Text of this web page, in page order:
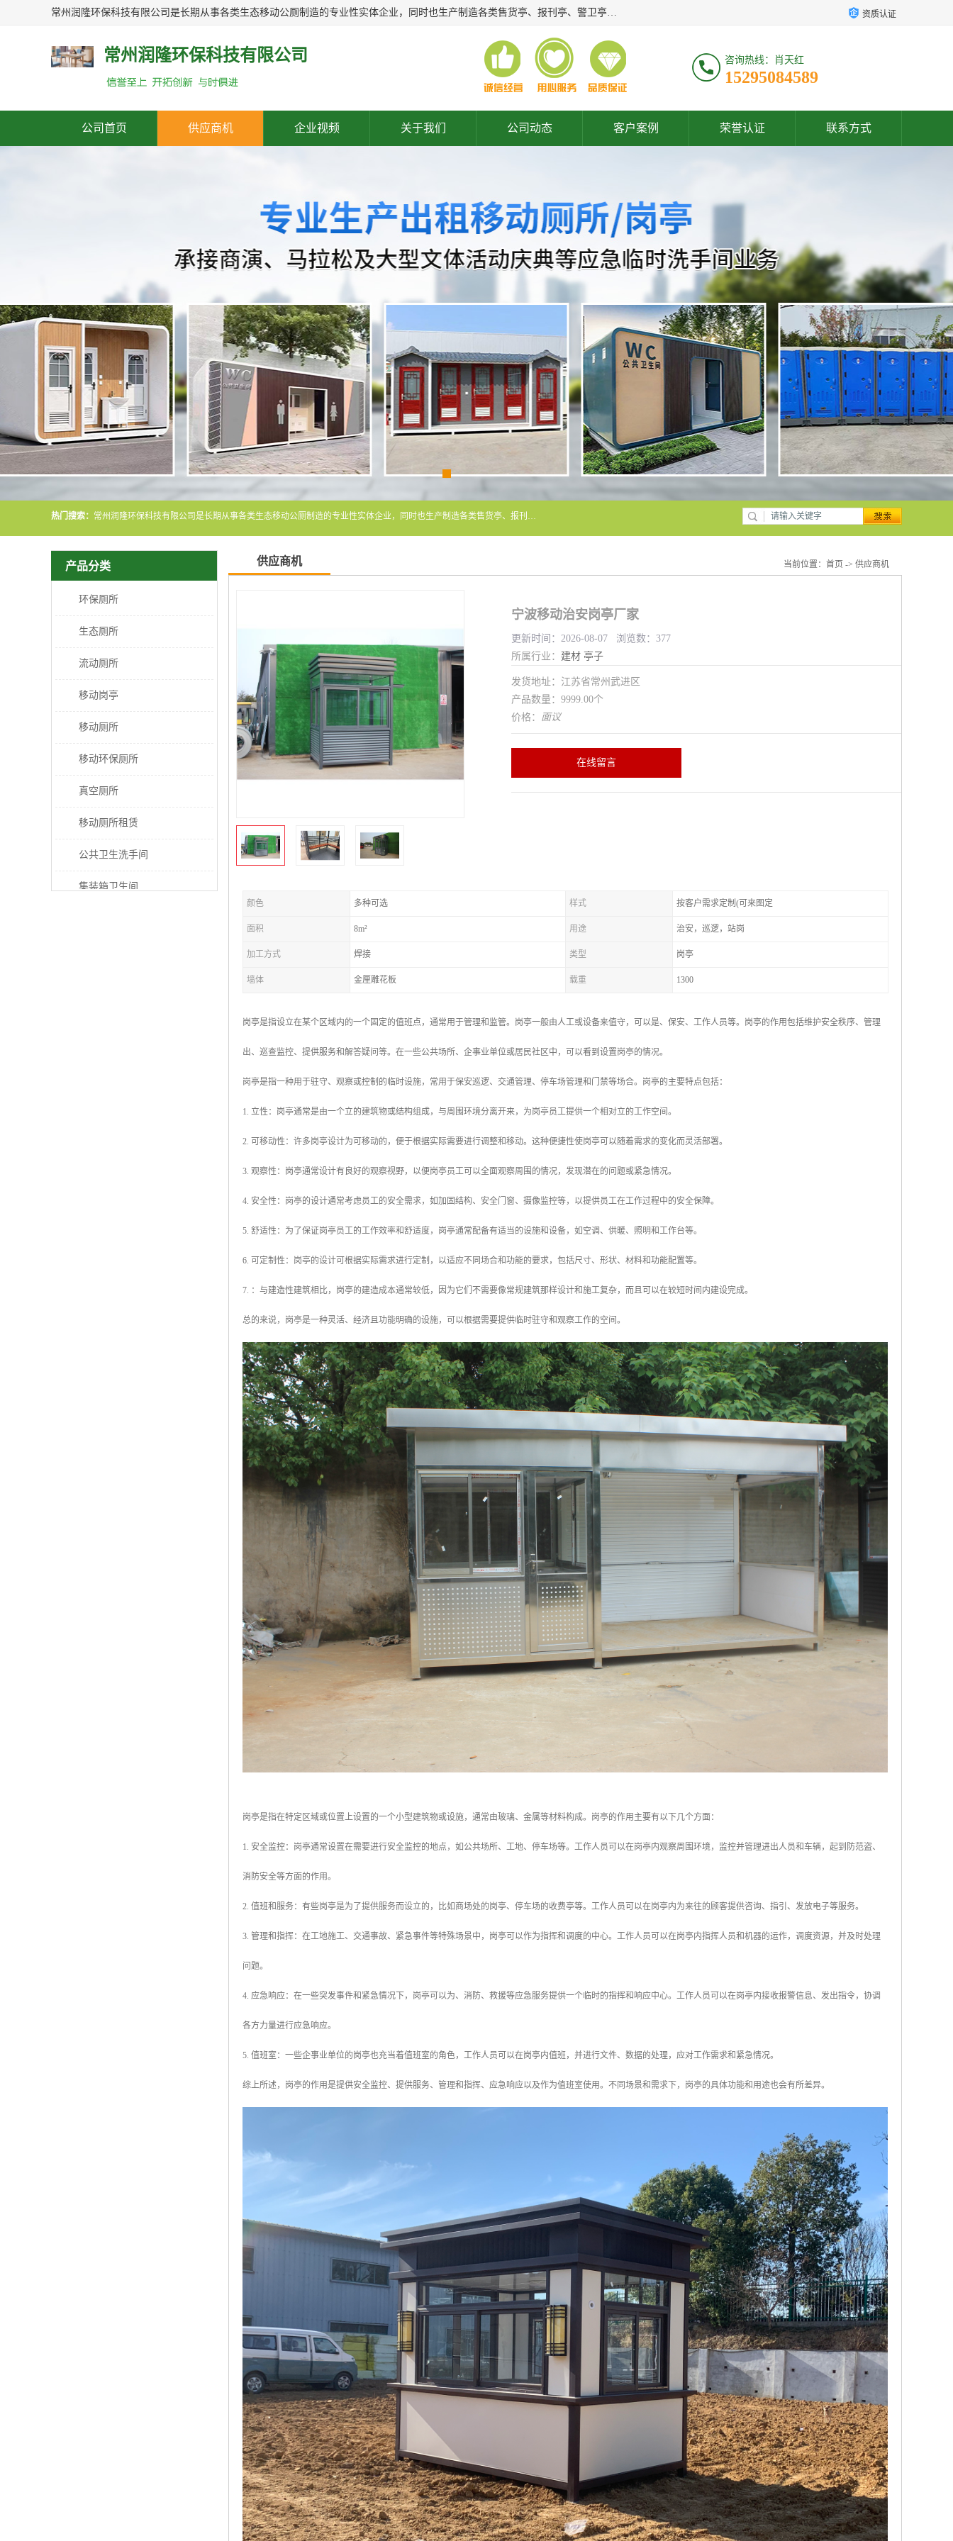
常州润隆环保科技有限公司是长期从事各类生态移动公厕制造的专业性实体企业，同时也生产制造各类售货亭、报刊亭、警卫亭等，我公司将尽全力为各用户在设计、制造、服务上提供快捷满意的全程服务，本公司愿与各用户携手共创辉煌业绩。主要产品：移动厕所;、生态厕所、 环保厕所、 流动厕所、商亭、岗亭、活动板房、移动厕所租赁等； 资质认证
常州润隆环保科技有限公司 咨询热线：肖天红
15295084589
公司首页 供应商机 企业视频 关于我们 公司动态 客户案例 荣誉认证 联系方式
热门搜索： 常州润隆环保科技有限公司是长期从事各类生态移动公厕制造的专业性实体企业，同时也生产制造各类售货亭、报刊亭、警卫亭等，我公司将尽全力为各用户在设计、制造、服务上提供快捷满意的全程服务，本公司愿与各用户携手共创辉煌业绩。主要产品：移动厕所;、生态厕所、 环保厕所、 流动厕所、商亭、岗亭、活动板房、移动厕所租赁等；
产品分类
环保厕所
生态厕所
流动厕所
移动岗亭
移动厕所
移动环保厕所
真空厕所
移动厕所租赁
公共卫生洗手间
集装箱卫生间
供应商机 当前位置： 首页 -> 供应商机
宁波移动治安岗亭厂家
更新时间：2026-08-07 浏览数：377
所属行业： 建材 亭子
发货地址：江苏省常州武进区
产品数量：9999.00个
价格： 面议
在线留言
颜色 多种可选 样式 按客户需求定制(可来图定
面积 8m² 用途 治安，巡逻，站岗
加工方式 焊接 类型 岗亭
墙体 金厘雕花板 载重 1300
岗亭是指设立在某个区域内的一个固定的值班点，通常用于管理和监管。岗亭一般由人工或设备来值守，可以是、保安、工作人员等。岗亭的作用包括维护安全秩序、管理
出、巡查监控、提供服务和解答疑问等。在一些公共场所、企事业单位或居民社区中，可以看到设置岗亭的情况。
岗亭是指一种用于驻守、观察或控制的临时设施，常用于保安巡逻、交通管理、停车场管理和门禁等场合。岗亭的主要特点包括：
1. 立性：岗亭通常是由一个立的建筑物或结构组成，与周围环境分离开来，为岗亭员工提供一个相对立的工作空间。
2. 可移动性：许多岗亭设计为可移动的，便于根据实际需要进行调整和移动。这种便捷性使岗亭可以随着需求的变化而灵活部署。
3. 观察性：岗亭通常设计有良好的观察视野，以便岗亭员工可以全面观察周围的情况，发现潜在的问题或紧急情况。
4. 安全性：岗亭的设计通常考虑员工的安全需求，如加固结构、安全门窗、摄像监控等，以提供员工在工作过程中的安全保障。
5. 舒适性：为了保证岗亭员工的工作效率和舒适度，岗亭通常配备有适当的设施和设备，如空调、供暖、照明和工作台等。
6. 可定制性：岗亭的设计可根据实际需求进行定制，以适应不同场合和功能的要求，包括尺寸、形状、材料和功能配置等。
7. ：与建造性建筑相比，岗亭的建造成本通常较低，因为它们不需要像常规建筑那样设计和施工复杂，而且可以在较短时间内建设完成。
总的来说，岗亭是一种灵活、经济且功能明确的设施，可以根据需要提供临时驻守和观察工作的空间。
岗亭是指在特定区域或位置上设置的一个小型建筑物或设施，通常由玻璃、金属等材料构成。岗亭的作用主要有以下几个方面：
1. 安全监控：岗亭通常设置在需要进行安全监控的地点，如公共场所、工地、停车场等。工作人员可以在岗亭内观察周围环境，监控并管理进出人员和车辆，起到防范盗、
消防安全等方面的作用。
2. 值班和服务：有些岗亭是为了提供服务而设立的，比如商场处的岗亭、停车场的收费亭等。工作人员可以在岗亭内为来往的顾客提供咨询、指引、发放电子等服务。
3. 管理和指挥：在工地施工、交通事故、紧急事件等特殊场景中，岗亭可以作为指挥和调度的中心。工作人员可以在岗亭内指挥人员和机器的运作，调度资源，并及时处理
问题。
4. 应急响应：在一些突发事件和紧急情况下，岗亭可以为、消防、救援等应急服务提供一个临时的指挥和响应中心。工作人员可以在岗亭内接收报警信息、发出指令，协调
各方力量进行应急响应。
5. 值班室：一些企事业单位的岗亭也充当着值班室的角色，工作人员可以在岗亭内值班，并进行文件、数据的处理，应对工作需求和紧急情况。
综上所述，岗亭的作用是提供安全监控、提供服务、管理和指挥、应急响应以及作为值班室使用。不同场景和需求下，岗亭的具体功能和用途也会有所差异。